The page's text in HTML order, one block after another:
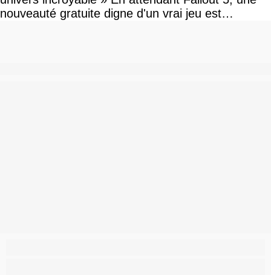
nouveauté gratuite digne d'un vrai jeu est